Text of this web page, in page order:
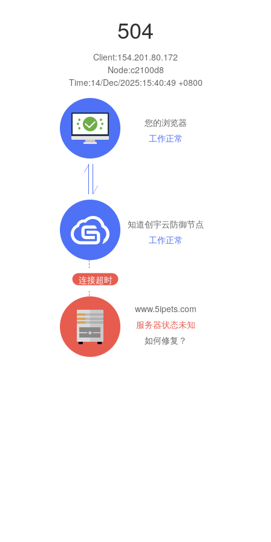
504
Client:154.201.80.172
Node:c2100d8
Time:14/Dec/2025:15:40:49 +0800
您的浏览器
工作正常
知道创宇云防御节点
工作正常
连接超时
www.5ipets.com
服务器状态未知
如何修复？